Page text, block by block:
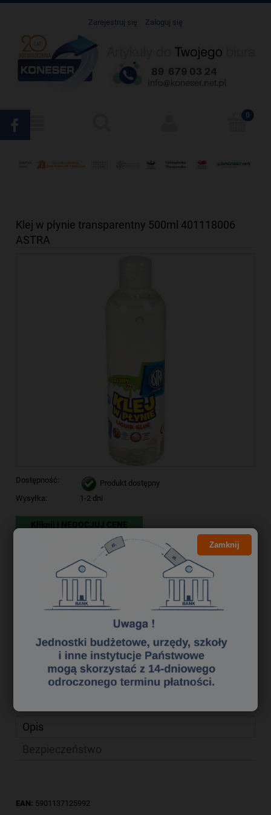
Zarejestruj się Zaloguj się
Klej w płynie transparentny 500ml 401118006
ASTRA
Dostępność:
Produkt dostępny
Wysyłka:
1-2 dni
Kliknij i NEGOCJUJ CENĘ
15,80 zł
do koszyka
Producent:
zapytaj o produkt
poleć znajomemu
Opis
EAN: 5901137125992
Zamknij